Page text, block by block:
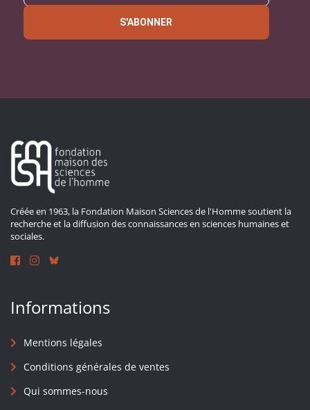
S'ABONNER
Créée en 1963, la Fondation Maison Sciences de l'Homme soutient la
recherche et la diffusion des connaissances en sciences humaines et
sociales.
Informations
Mentions légales
Conditions générales de ventes
Qui sommes-nous